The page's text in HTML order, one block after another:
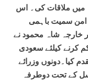
میں ملاقات کی۔ اس
امن سمیت باہمی
خارجہ شاہ محمود نے
کرنے کیلئے سعودی
کیا۔دونوں وزرائے
کے تحت دوطرفہ